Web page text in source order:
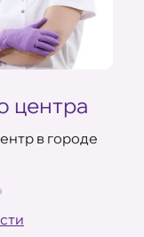
центра
в городе